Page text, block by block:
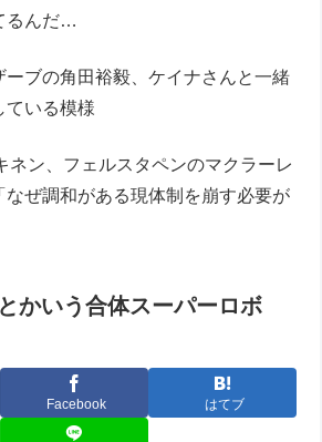
るんだ…
ーブの角田裕毅、ケイナさんと一緒
ている模様
ネン、フェルスタペンのマクラーレ
なぜ調和がある現体制を崩す必要が
かいう合体スーパーロボ
Facebook はてブ